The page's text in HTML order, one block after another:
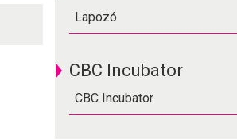
Lapozó
CBC Incubator
CBC Incubator